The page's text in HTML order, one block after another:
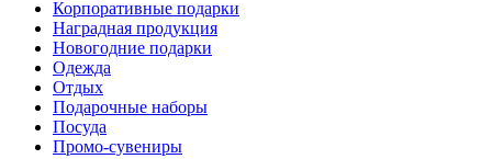
Корпоративные подарки
Наградная продукция
Новогодние подарки
Одежда
Отдых
Подарочные наборы
Посуда
Промо-сувениры